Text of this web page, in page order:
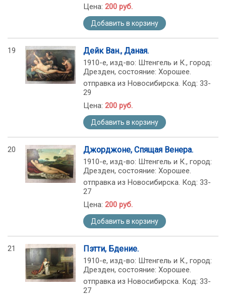
Цена: 200 руб.
Добавить в корзину
19 Дейк Ван., Даная.
1910-е, изд-во: Штенгель и К., город:
Дрезден, состояние: Хорошее.
отправка из Новосибирска. Код: 33-
29
Цена: 200 руб.
Добавить в корзину
20 Джорджоне, Спящая Венера.
1910-е, изд-во: Штенгель и К., город:
Дрезден, состояние: Хорошее.
отправка из Новосибирска. Код: 33-
27
Цена: 200 руб.
Добавить в корзину
21 Пэтти, Бдение.
1910-е, изд-во: Штенгель и К., город:
Дрезден, состояние: Хорошее.
отправка из Новосибирска. Код: 33-
27